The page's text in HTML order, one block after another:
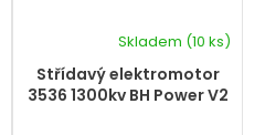
Střídavý elektromotor
3536 1300kv BH Power V2
Skladem (10 ks)